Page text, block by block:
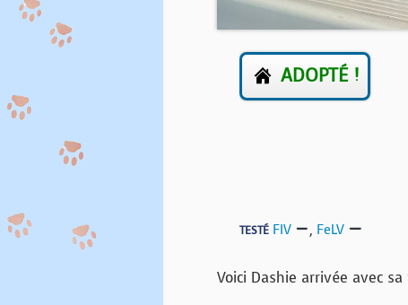
ADOPTÉ !
TESTÉ FIV , FeLV
Voici Dashie arrivée avec